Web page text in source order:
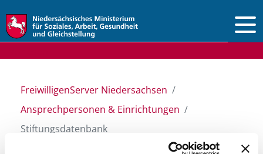
FreiwilligenServer Niedersachsen
Ansprechpersonen & Einrichtungen
Stiftungsdatenbank